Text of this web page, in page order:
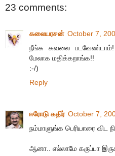
23 comments:
கலையரசன் October 7,
நீங்க கவலை படவேண்டாம்!
மேலாக மதிக்கறாங்க!!
:-/)
Reply
ஈரோடு கதிர் October 7,
நம்மாளுங்க பெரியாரை விட
ஆனா.. எல்லாமே கருப்பா